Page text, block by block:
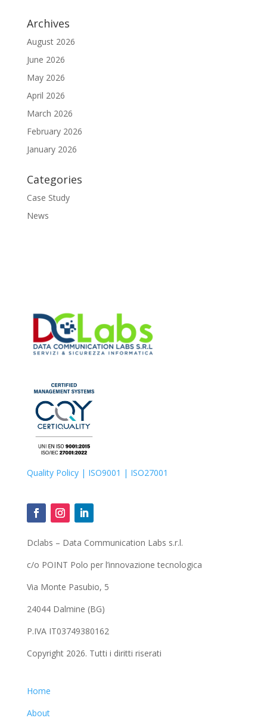
Archives
August 2026
June 2026
May 2026
April 2026
March 2026
February 2026
January 2026
Categories
Case Study
News
Quality Policy | ISO9001 | ISO27001
Dclabs – Data Communication Labs s.r.l.
c/o POINT Polo per l’innovazione tecnologica
Via Monte Pasubio, 5
24044 Dalmine (BG)
P.IVA IT03749380162
Copyright 2026. Tutti i diritti riserati
Home
About